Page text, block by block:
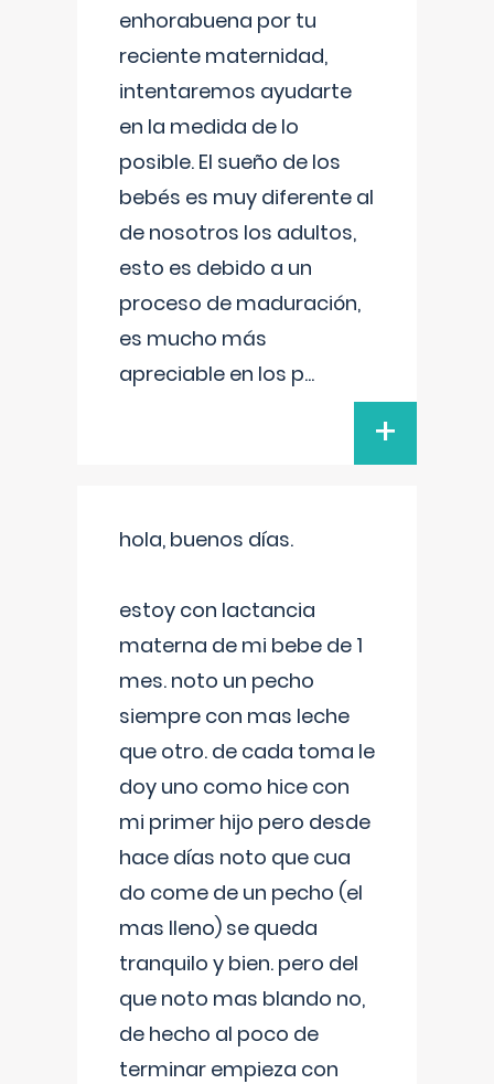
enhorabuena por tu
reciente maternidad,
intentaremos ayudarte
en la medida de lo
posible. El sueño de los
bebés es muy diferente al
de nosotros los adultos,
esto es debido a un
proceso de maduración,
es mucho más
apreciable en los p...
+
hola, buenos días.
estoy con lactancia
materna de mi bebe de 1
mes. noto un pecho
siempre con mas leche
que otro. de cada toma le
doy uno como hice con
mi primer hijo pero desde
hace días noto que cua
do come de un pecho (el
mas lleno) se queda
tranquilo y bien. pero del
que noto mas blando no,
de hecho al poco de
terminar empieza con